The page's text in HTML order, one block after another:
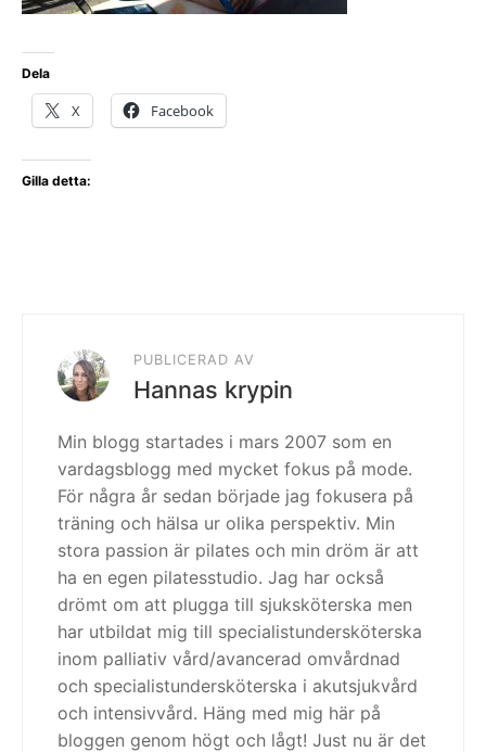
Dela
X Facebook
Gilla detta:
PUBLICERAD AV
Hannas krypin
Min blogg startades i mars 2007 som en
vardagsblogg med mycket fokus på mode.
För några år sedan började jag fokusera på
träning och hälsa ur olika perspektiv. Min
stora passion är pilates och min dröm är att
ha en egen pilatesstudio. Jag har också
drömt om att plugga till sjuksköterska men
har utbildat mig till specialistundersköterska
inom palliativ vård/avancerad omvårdnad
och specialistundersköterska i akutsjukvård
och intensivvård. Häng med mig här på
bloggen genom högt och lågt! Just nu är det